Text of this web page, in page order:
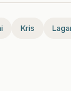
Kris